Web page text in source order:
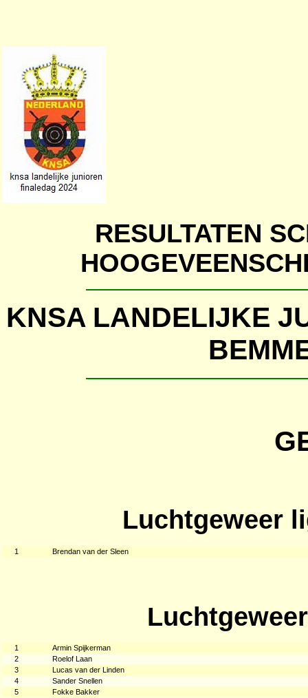
RESULTATEN
KNSA LANDELIJKE
Luchtgeweer
1 Brendan van der Sleen
1
Armin Spijkerman
2
Roelof Laan
3
Lucas van der Linden
4
Sander Snellen
5
Fokke Bakker